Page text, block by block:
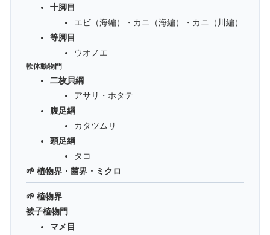
十脚目
エビ（海編）・カニ（海編）・カニ（川編）
等脚目
ウオノエ
軟体動物門
二枚貝綱
アサリ・ホタテ
腹足綱
カタツムリ
頭足綱
タコ
🌱 植物界・菌界・ミクロ
🌱 植物界
被子植物門
マメ目